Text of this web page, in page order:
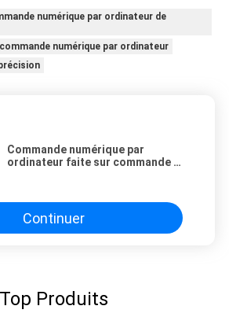
numérique par ordinateur de
numérique par ordinateur
Commande numérique par
ordinateur faite sur commande de
faite sur commande de pièces
Continuer
Top Produits